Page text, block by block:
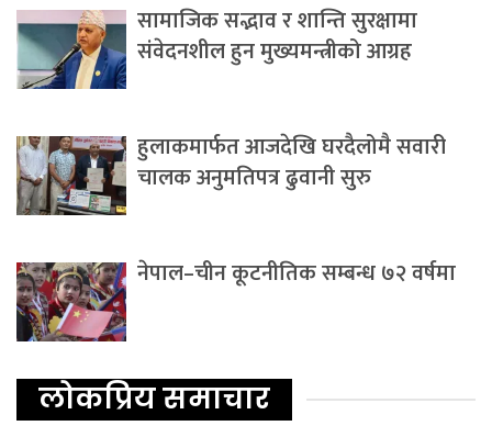
सामाजिक सद्भाव र शान्ति सुरक्षामा
संवेदनशील हुन मुख्यमन्त्रीको आग्रह
हुलाकमार्फत आजदेखि घरदैलोमै सवारी
चालक अनुमतिपत्र ढुवानी सुरु
नेपाल–चीन कूटनीतिक सम्बन्ध ७२ वर्षमा
लोकप्रिय समाचार